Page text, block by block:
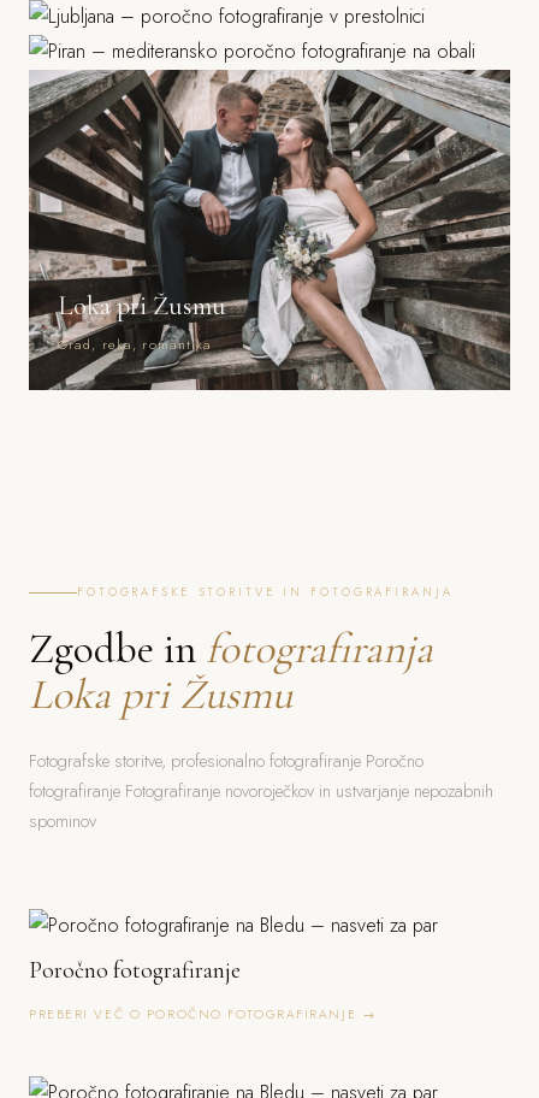
Morje, mediteranska arhitektura
Loka pri Žusmu
Grad, reka, romantika
FOTOGRAFSKE STORITVE IN FOTOGRAFIRANJA
Zgodbe in fotografiranja
Loka pri Žusmu
Fotografske storitve, profesionalno fotografiranje Poročno
fotografiranje Fotografiranje novoroječkov in ustvarjanje nepozabnih
spominov
Poročno fotografiranje
PREBERI VEČ O POROČNO FOTOGRAFIRANJE →